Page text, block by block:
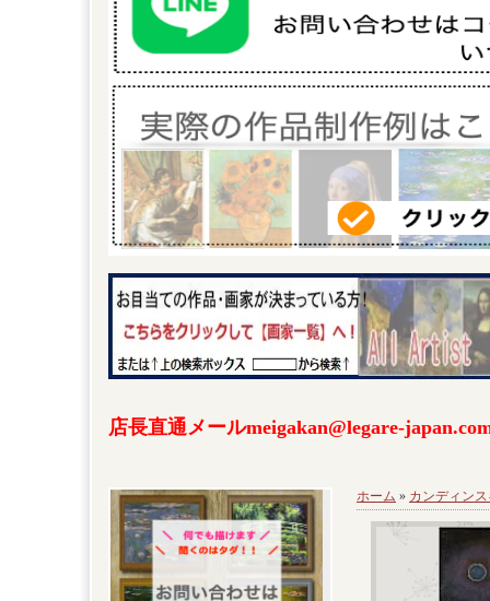
店長直通メールmeigakan@legare-
ホーム » カンディン